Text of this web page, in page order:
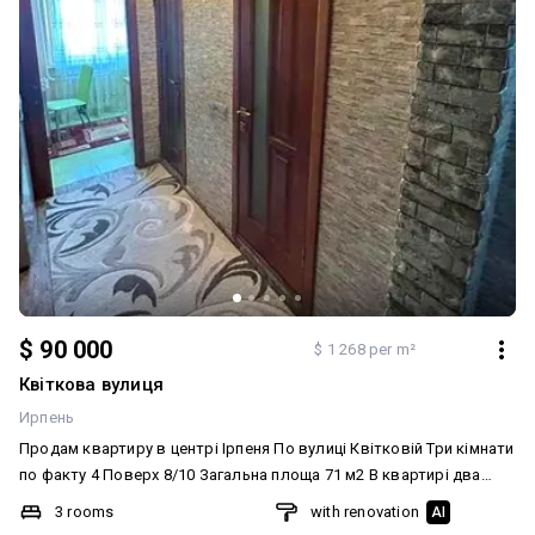
$ 90 000 $ 1 268 per m²
Квіткова вулиця
Ирпень
Продам квартиру в центрі Ірпеня По вулиці Квітковій Три кімнати
по факту 4 Поверх 8/10 Загальна площа 71 м2 В квартирі два
гарні балкони та є кладова, що на данний час рідкість Зроблений
ремонт, мебльована, та є вся техніка яка потрібна для життя
3 rooms
with renovation AI